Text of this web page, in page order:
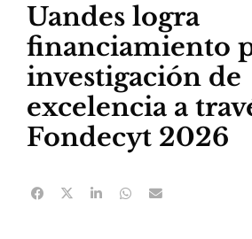
Uandes logra
financiamiento
investigación de
excelencia a
Fondecyt 2026